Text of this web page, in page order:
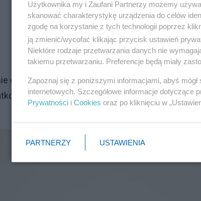
emerytalne wynosi trochę ponad połowę
będą otrzymywać emerytury w
Użytkownika my i Zaufani Partnerzy możemy
skanować charakterystykę urządzenia do celów
zgodę na korzystanie z tych technologii poprzez
ją zmienić/wycofać klikając przycisk ustawień
Niektóre rodzaje przetwarzania danych nie
takiemu przetwarzaniu. Preferencje będą miały
Zapoznaj się z poniższymi informacjami, abyś
internetowych. Szczegółowe informacje dotyczące
Prywatności i Cookies oraz po kliknięciu w
PARTNERZY USTAWIENIA